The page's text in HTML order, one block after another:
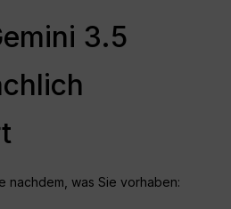
3.5
nachdem, was Sie vorhaben: